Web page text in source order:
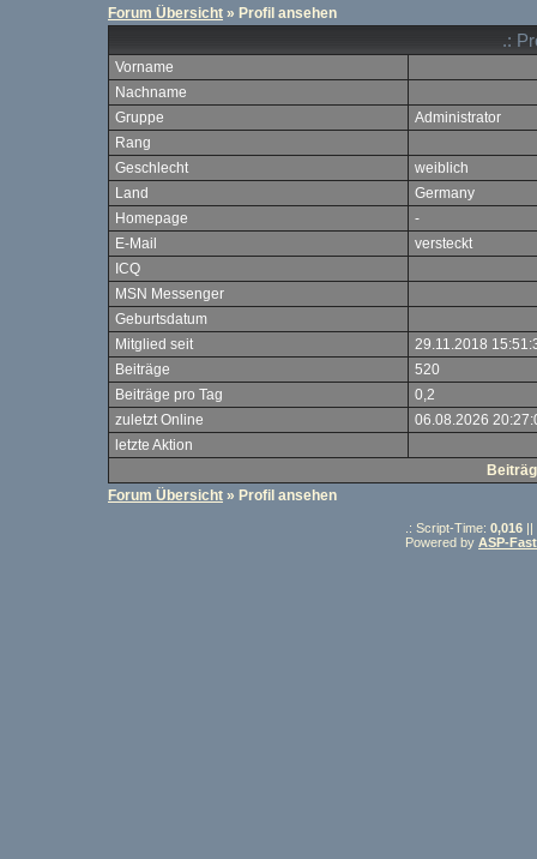
Forum Übersicht » Profil ansehen
.:
Vorname
Nachname
Gruppe
Administrator
Rang
Geschlecht
weiblich
Land
Germany
Homepage
-
E-Mail
versteckt
ICQ
MSN Messenger
Geburtsdatum
Mitglied seit
29.11.2018
Beiträge
520
Beiträge pro Tag
0,2
zuletzt Online
06.08.2026
letzte Aktion
Forum Übersicht » Profil ansehen
.: Script-Time: 0,016 ||
Powered by ASP-